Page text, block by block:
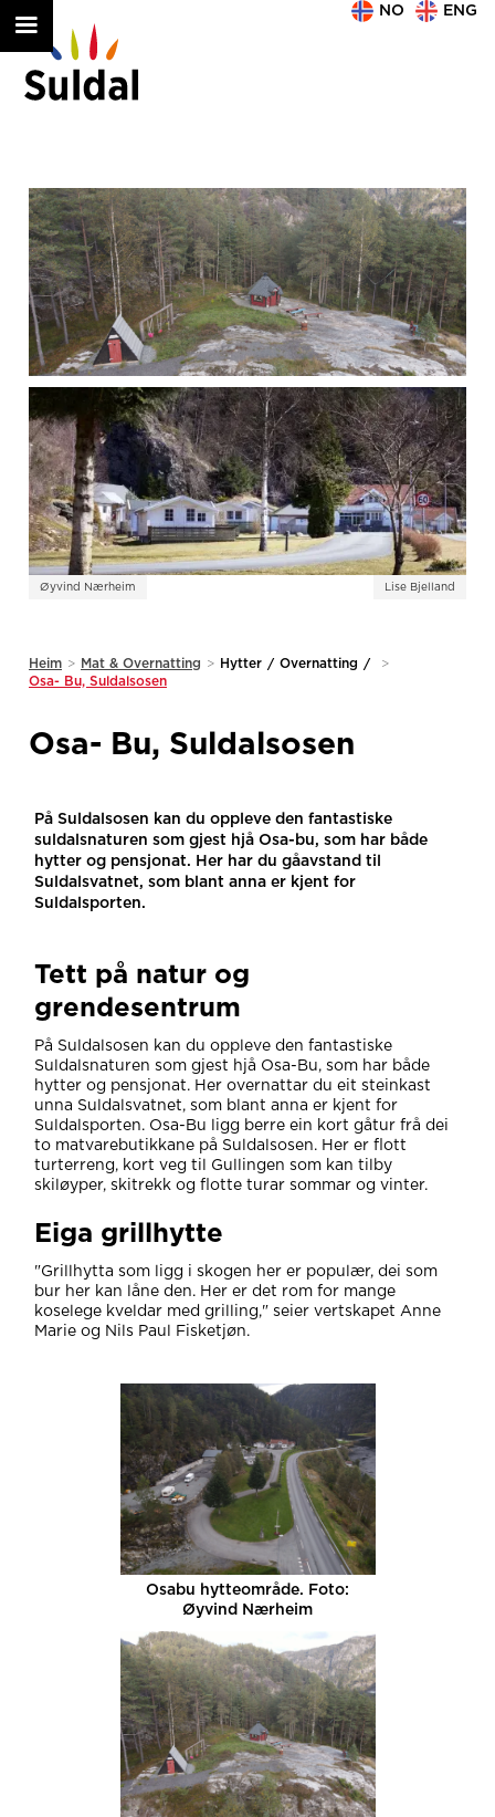
NO ENG
Øyvind Nærheim Lise Bjelland
Heim > Mat & Overnatting > Hytter / Overnatting /
>
Osa- Bu, Suldalsosen
Osa- Bu, Suldalsosen
På Suldalsosen kan du oppleve den fantastiske
suldalsnaturen som gjest hjå Osa-bu, som har både
hytter og pensjonat. Her har du gåavstand til
Suldalsvatnet, som blant anna er kjent for
Suldalsporten.
Tett på natur og
grendesentrum
På Suldalsosen kan du oppleve den fantastiske
Suldalsnaturen som gjest hjå Osa-Bu, som har både
hytter og pensjonat. Her overnattar du eit steinkast
unna Suldalsvatnet, som blant anna er kjent for
Suldalsporten. Osa-Bu ligg berre ein kort gåtur frå dei
to matvarebutikkane på Suldalsosen. Her er flott
turterreng, kort veg til Gullingen som kan tilby
skiløyper, skitrekk og flotte turar sommar og vinter.
Eiga grillhytte
"Grillhytta som ligg i skogen her er populær, dei som
bur her kan låne den. Her er det rom for mange
koselege kveldar med grilling," seier vertskapet Anne
Marie og Nils Paul Fisketjøn.
Osabu hytteområde. Foto:
Øyvind Nærheim